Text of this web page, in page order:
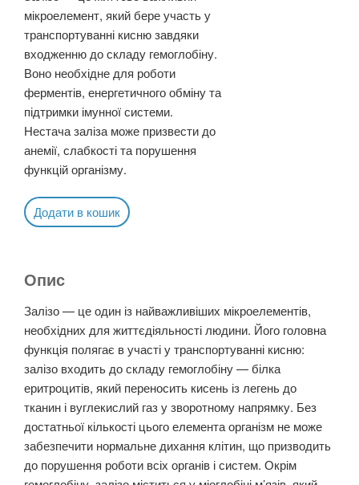
мікроелемент, який бере участь у
транспортуванні кисню завдяки
входженню до складу гемоглобіну.
Воно необхідне для роботи
ферментів, енергетичного обміну та
підтримки імунної системи.
Нестача заліза може призвести до
анемії, слабкості та порушення
функцій організму.
Додати в кошик
Опис
Залізо — це один із найважливіших мікроелементів,
необхідних для життєдіяльності людини. Його головна
функція полягає в участі у транспортуванні кисню:
залізо входить до складу гемоглобіну — білка
еритроцитів, який переносить кисень із легень до
тканин і вуглекислий газ у зворотному напрямку. Без
достатньої кількості цього елемента організм не може
забезпечити нормальне дихання клітин, що призводить
до порушення роботи всіх органів і систем. Окрім